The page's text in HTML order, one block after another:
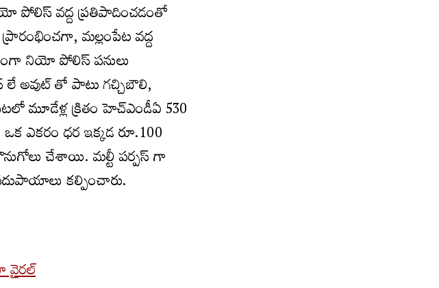
పోలిస్ వద్ద ప్రతిపాదించడంతో
మల్లంపేట వద్ద
నియో పోలిస్ పనులు
తో పాటు గచ్చిబౌలి,
మూడేళ్ల క్రితం హెచ్ఎండీఏ 530
ఎకరం ధర ఇక్కడ రూ.100
చేశాయి. మల్టీ పర్పస్ గా
కల్పించారు.
వైరల్